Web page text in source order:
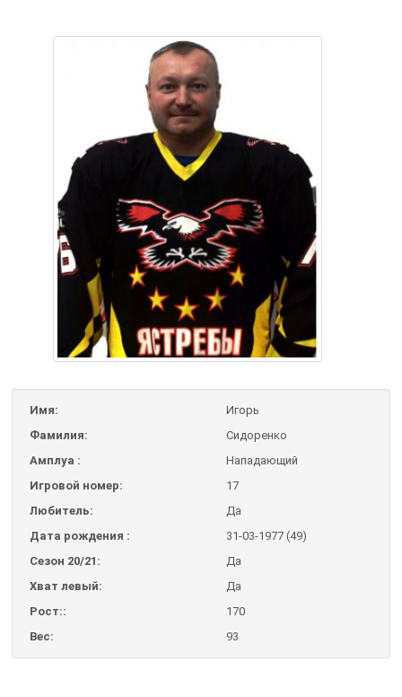
Имя:
Игорь
Фамилия:
Сидоренко
Амплуа :
Нападающий
Игровой номер:
17
Любитель:
Да
Дата рождения :
31-03-1977 (49)
Сезон 20/21:
Да
Хват левый:
Да
Рост::
170
Вес:
93